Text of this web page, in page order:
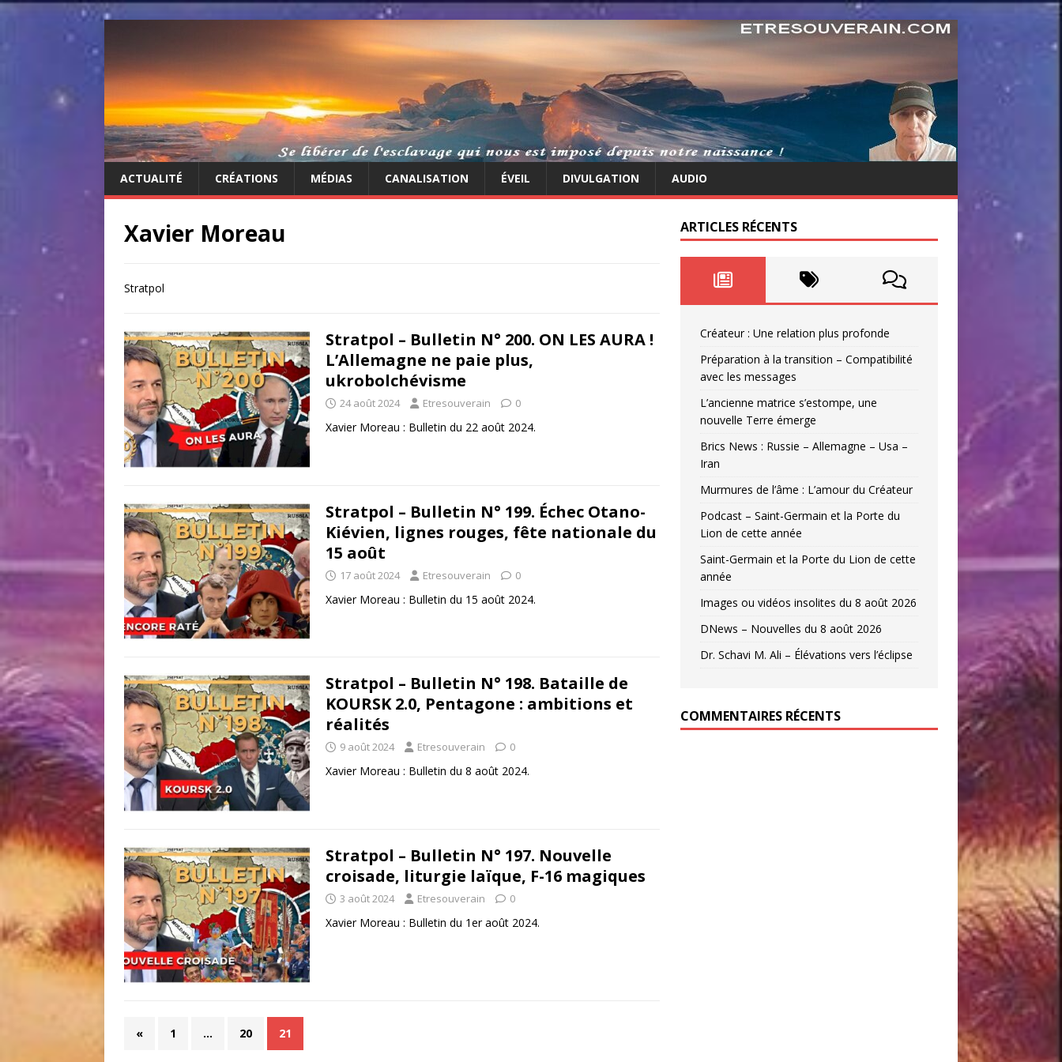
ACTUALITÉ CRÉATIONS MÉDIAS CANALISATION ÉVEIL DIVULGATION AUDIO
Xavier Moreau
Stratpol
Stratpol – Bulletin N° 200. ON LES AURA !
L’Allemagne ne paie plus,
ukrobolchévisme
24 août 2024 Etresouverain 0
Xavier Moreau : Bulletin du 22 août 2024.
Stratpol – Bulletin N° 199. Échec Otano-
Kiévien, lignes rouges, fête nationale du
15 août
17 août 2024 Etresouverain 0
Xavier Moreau : Bulletin du 15 août 2024.
Stratpol – Bulletin N° 198. Bataille de
KOURSK 2.0, Pentagone : ambitions et
réalités
9 août 2024 Etresouverain 0
Xavier Moreau : Bulletin du 8 août 2024.
Stratpol – Bulletin N° 197. Nouvelle
croisade, liturgie laïque, F-16 magiques
3 août 2024 Etresouverain 0
Xavier Moreau : Bulletin du 1er août 2024.
« 1 … 20 21
ARTICLES RÉCENTS
Créateur : Une relation plus profonde
Préparation à la transition – Compatibilité
avec les messages
L’ancienne matrice s’estompe, une
nouvelle Terre émerge
Brics News : Russie – Allemagne – Usa –
Iran
Murmures de l’âme : L’amour du Créateur
Podcast – Saint-Germain et la Porte du
Lion de cette année
Saint-Germain et la Porte du Lion de cette
année
Images ou vidéos insolites du 8 août 2026
DNews – Nouvelles du 8 août 2026
Dr. Schavi M. Ali – Élévations vers l’éclipse
COMMENTAIRES RÉCENTS